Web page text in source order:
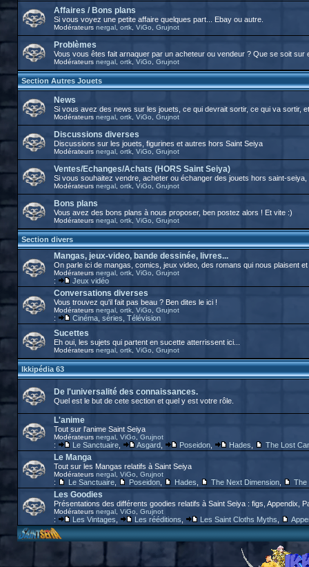
Affaires / Bons plans
Si vous voyez une petite affaire quelques part... Ebay ou autre.
Modérateurs nergal, ortk, ViGo Grujnot
Problèmes
Vous vous êtes fait arnaquer par un acheteur ou vendeur ? Que se soit sur
Modérateurs nergal, ortk, ViGo Grujnot
Section Autres Jouets
News
Si vous avez des news sur les jouets, ce qui devrait sortir, ce qui va sortir,
Modérateurs nergal, ortk, ViGo Grujnot
Discussions diverses
Discussions sur les jouets, figurines et autres hors Saint Seiya
Modérateurs nergal, ortk, ViGo Grujnot
Ventes/Echanges/Achats (HORS Saint Seiya)
Si vous souhaitez vendre, acheter ou échanger des jouets hors saint-seiya,
Modérateurs nergal, ortk, ViGo Grujnot
Bons plans
Vous avez des bons plans à nous proposer, ben postez alors ! Et vite :)
Modérateurs nergal, ortk, ViGo Grujnot
Section divers
Mangas, jeux-video, bande dessinée, livres...
On parle ici de mangas, comics, jeux video, des romans qui nous plaisent
Modérateurs nergal, ortk, ViGo Grujnot
: Jeux vidéo
Conversations diverses
Vous trouvez qu'il fait pas beau ? Ben dites le ici !
Modérateurs nergal, ortk, ViGo Grujnot
: Cinéma, séries, Télévision
Sucettes
Eh oui, les sujets qui partent en sucette atterrissent ici...
Modérateurs nergal, ortk, ViGo Grujnot
Ikkipédia 63
De l'universalité des connaissances.
Quel est le but de cete section et quel y est votre rôle.
L'anime
Tout sur l'anime Saint Seiya
Modérateurs nergal, ViGo Grujnot
: Le Sanctuaire, Asgard, Poseidon, Hades The Lost
Le Manga
Tout sur les Mangas relatifs à Saint Seiya
Modérateurs nergal, ViGo Grujnot
: Le Sanctuaire, Poseidon, Hades The Next Dimension, The
Les Goodies
Présentations des différents goodies relatifs à Saint Seiya : figs, Appendix,
Modérateurs nergal, ViGo Grujnot
: Les Vintages Les rééditions Les Saint Cloths Myths